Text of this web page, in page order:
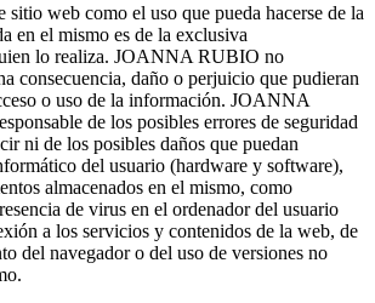
sitio web como el uso que pueda hacerse de la
en el mismo es de la exclusiva
lo realiza. JOANNA RUBIO no
consecuencia, daño o perjuicio que pudieran
o uso de la información. JOANNA
de los posibles errores de seguridad
ni de los posibles daños que puedan
del usuario (hardware y software),
almacenados en el mismo, como
de virus en el ordenador del usuario
a los servicios y contenidos de la web, de
del navegador o del uso de versiones no